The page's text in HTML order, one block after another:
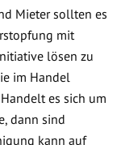
Mieter sollten es
mit
lösen zu
im Handel
es sich um
dann sind
kann auf